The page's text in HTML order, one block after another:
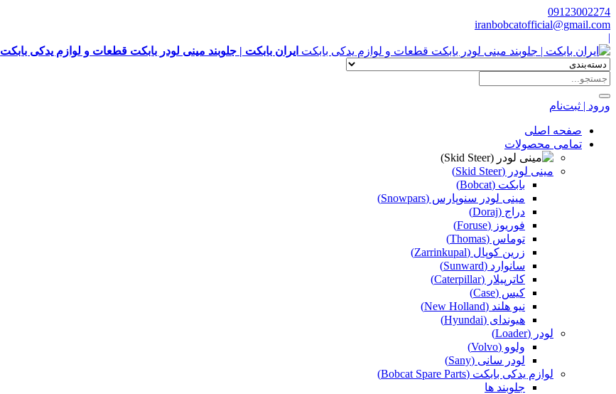
09123002274
iranbobcatofficial@gmail.com
|
ایران بابکت | جلوبند مینی لودر بابکت قطعات و لوازم یدکی بابکت
ورود | ثبت‌نام
صفحه اصلی
تمامی محصولات
مینی لودر (Skid Steer)
بابکت (Bobcat)
مینی لودر سنوپارس (Snowpars)
دراج (Doraj)
فوریوز (Foruse)
توماس (Thomas)
زرین کوپال (Zarrinkupal)
سانوارد (Sunward)
کاترپیلار (Caterpillar)
کیس (Case)
نیو هلند (New Holland)
هیوندای (Hyundai)
لودر (Loader)
ولوو (Volvo)
لودر سانی (Sany)
لوازم یدکی بابکت (Bobcat Spare Parts)
جلوبند ها